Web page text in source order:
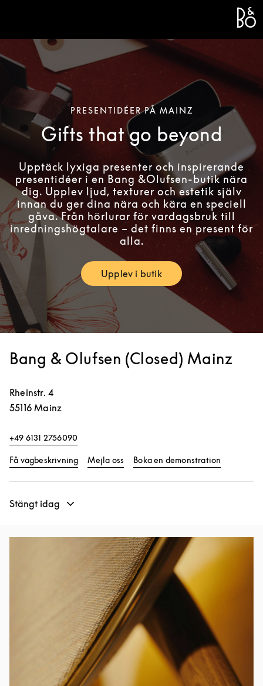
PRESENTIDÉER PÅ MAINZ
Gifts that go beyond
Upptäck lyxiga presenter och inspirerande
presentidéer i en Bang &Olufsen-butik nära
dig. Upplev ljud, texturer och estetik själv
innan du ger dina nära och kära en speciell
gåva. Från hörlurar för vardagsbruk till
inredningshögtalare – det finns en present för
alla.
Upplev i butikLink Opens in New Tab
Bang & Olufsen (Closed) Mainz
Rheinstr. 4
55116 Mainz
+49 6131 2756090
Få vägbeskrivningLink Opens in New Tab
Mejla oss Boka en demonstration
Stängt idag